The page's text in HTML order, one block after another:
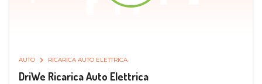
AUTO RICARICA AUTO ELETTRICA
DriWe Ricarica Auto Elettrica